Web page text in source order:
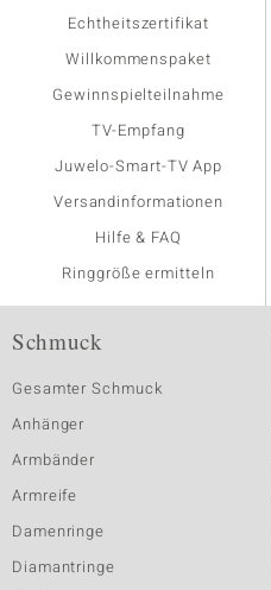
Echtheitszertifikat
Willkommenspaket
Gewinnspielteilnahme
TV-Empfang
Juwelo-Smart-TV App
Versandinformationen
Hilfe & FAQ
Ringgröße ermitteln
Schmuck
Gesamter Schmuck
Anhänger
Armbänder
Armreife
Damenringe
Diamantringe